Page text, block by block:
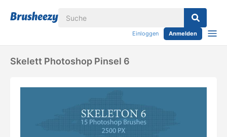
Einloggen Anmelden
Skelett Photoshop Pinsel 6